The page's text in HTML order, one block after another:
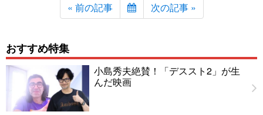
« 前の記事 次の記事 »
おすすめ特集
小島秀夫絶賛！「デススト2」が生
んだ映画